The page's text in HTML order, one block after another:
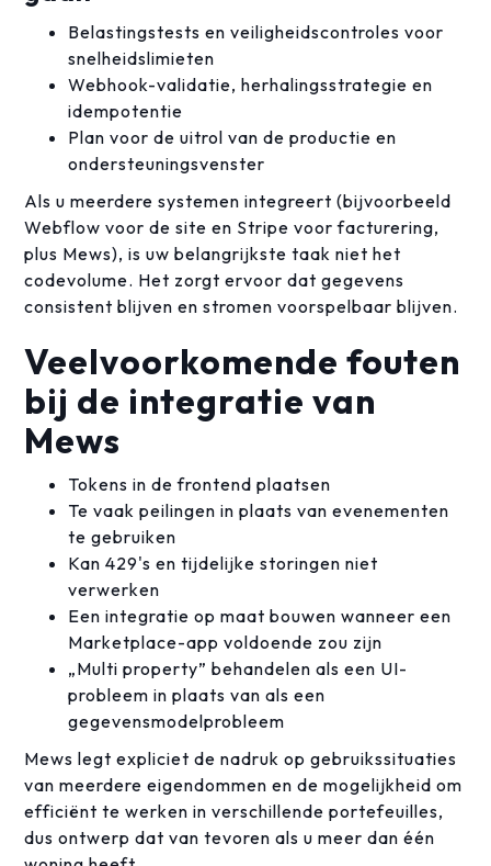
Belastingstests en veiligheidscontroles voor
snelheidslimieten
Webhook-validatie, herhalingsstrategie en
idempotentie
Plan voor de uitrol van de productie en
ondersteuningsvenster
Als u meerdere systemen integreert (bijvoorbeeld
Webflow voor de site en Stripe voor facturering,
plus Mews), is uw belangrijkste taak niet het
codevolume. Het zorgt ervoor dat gegevens
consistent blijven en stromen voorspelbaar blijven.
Veelvoorkomende fouten
bij de integratie van
Mews
Tokens in de frontend plaatsen
Te vaak peilingen in plaats van evenementen
te gebruiken
Kan 429's en tijdelijke storingen niet
verwerken
Een integratie op maat bouwen wanneer een
Marketplace-app voldoende zou zijn
„Multi property” behandelen als een UI-
probleem in plaats van als een
gegevensmodelprobleem
Mews legt expliciet de nadruk op gebruikssituaties
van meerdere eigendommen en de mogelijkheid om
efficiënt te werken in verschillende portefeuilles,
dus ontwerp dat van tevoren als u meer dan één